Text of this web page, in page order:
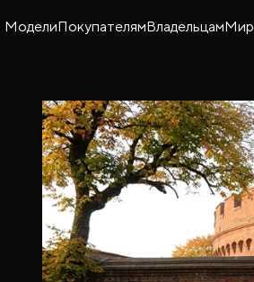
МоделиПокупателямВладельцамМир